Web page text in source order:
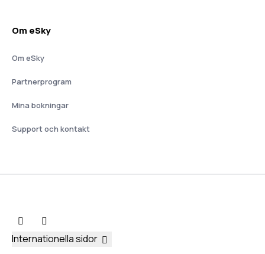
Om eSky
Om eSky
Partnerprogram
Mina bokningar
Support och kontakt
Internationella sidor